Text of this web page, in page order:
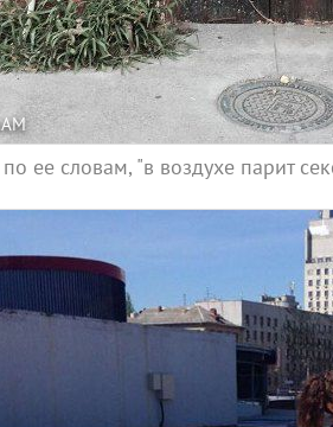
ее словам, "в воздухе парит